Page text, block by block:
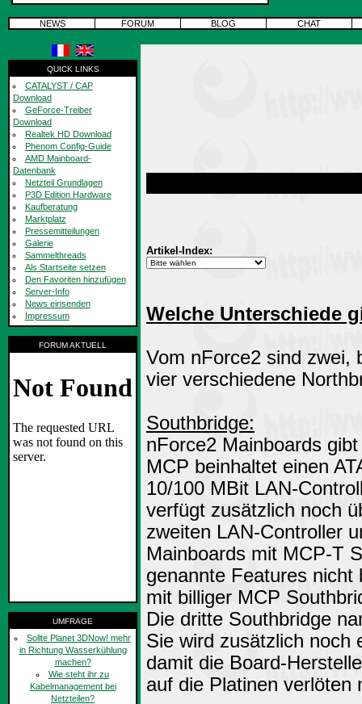
NEWS FORUM BLOG CHAT
QUICK LINKS
CATALYST / CAP
Download
GeForce-Treiber
Download
Realtek HD Download
Phenom Config-Guide
AMD Mainboard-
Datenbank
Netzteil Grundlagen
P3D Edition Hardware
Kaufberatung
Marktplatz
Pressemitteilungen
Galerie
Sammelthreads
Als Startseite setzen
Den Favoriten hinzufügen
Server-Info
News einsenden
Impressum
FORUM AKTUELL
UMFRAGE
Sollte Planet 3DNow! mehr
in Richtung Wasserkühlung
machen?
Wie steht ihr zu
Kabelmanagement bei
Netzteilen?
Artikel-Index:
Welche Unterschiede
Vom nForce2 sind zwei,
vier verschiedene
Southbridge:
nForce2 Mainboards
MCP beinhaltet einen
10/100 MBit LAN-
verfügt zusätzlich noch
zweiten LAN-Controller
Mainboards mit MCP-T
genannte Features
mit billiger MCP
Die dritte Southbridge
Sie wird zusätzlich noch
damit die Board-
auf die Platinen verlöten